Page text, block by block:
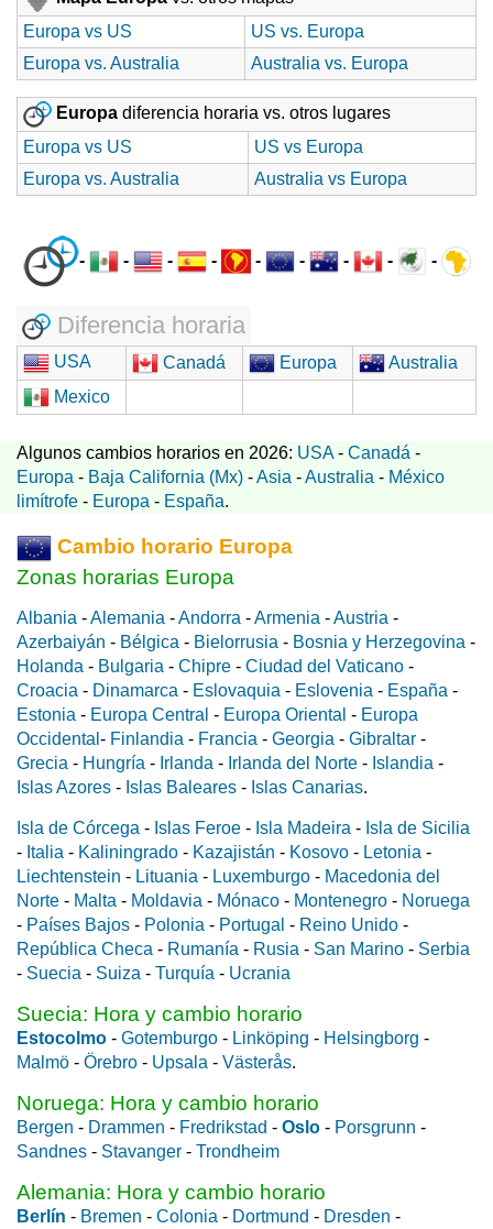
Europa vs US
US vs. Europa
Europa vs. Australia
Australia vs. Europa
Europa diferencia horaria vs. otros lugares
Europa vs US
US vs Europa
Europa vs. Australia
Australia vs Europa
- - - - - - - - -
Diferencia horaria
USA Canadá Europa
Australia
Mexico
Algunos cambios horarios en 2026: USA- Canadá -
Europa - Baja California (Mx) -Asia -Australia - México
limítrofe - Europa - España.
Cambio horario Europa
Zonas horarias Europa
Albania -Alemania -Andorra -Armenia -Austria -
Azerbaiyán - Bélgica - Bielorrusia - Bosnia y Herzegovina -
Holanda - Bulgaria - Chipre - Ciudad del Vaticano -
Croacia - Dinamarca - Eslovaquia - Eslovenia - España -
Estonia - Europa Central - Europa Oriental - Europa
Occidental - Finlandia - Francia - Georgia - Gibraltar -
Grecia - Hungría - Irlanda - Irlanda del Norte - Islandia -
Islas Azores - Islas Baleares - Islas Canarias.
Isla de Córcega - Islas Feroe - Isla Madeira - Isla de Sicilia
- Italia - Kaliningrado - Kazajistán - Kosovo - Letonia -
Liechtenstein - Lituania - Luxemburgo - Macedonia del
Norte - Malta - Moldavia - Mónaco - Montenegro - Noruega
- Países Bajos - Polonia - Portugal - Reino Unido -
República Checa - Rumanía - Rusia - San Marino - Serbia
- Suecia - Suiza - Turquía - Ucrania
Suecia: Hora y cambio horario
Estocolmo - Gotemburgo - Linköping - Helsingborg -
Malmö - Örebro - Upsala - Västerås.
Noruega: Hora y cambio horario
Bergen - Drammen - Fredrikstad - Oslo - Porsgrunn -
Sandnes - Stavanger - Trondheim
Alemania: Hora y cambio horario
Berlín - Bremen - Colonia - Dortmund - Dresden -